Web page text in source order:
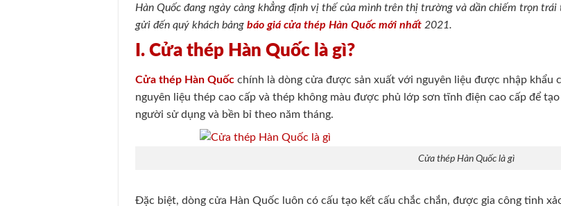
Hàn Quốc đang ngày càng khẳng định vị thế của mình trên thị trường và dần chiếm trọn
gửi đến quý khách bảngbáo giá cửa thép Hàn Quốc mới nhất 2021.
I. Cửa thép Hàn Quốc là gì?
Cửa thép Hàn Quốc chính là dòng cửa được sản xuất với nguyên liệu được nhập
nguyên liệu thép cao cấp và thép không màu được phủ lớp sơn tĩnh điện cao cấp để
người sử dụng và bền bỉ theo năm tháng.
Cửa thép Hàn Quốc là gì
Đặc biệt, dòng cửa Hàn Quốc luôn có cấu tạo kết cấu chắc chắn, được gia công tinh